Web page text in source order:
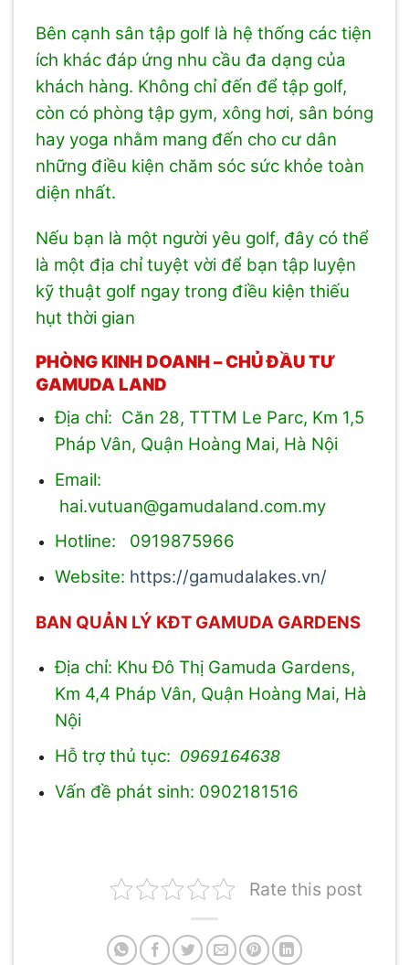
Bên cạnh sân tập golf là hệ thống các tiện
ích khác đáp ứng nhu cầu đa dạng của
khách hàng. Không chỉ đến để tập golf,
còn có phòng tập gym, xông hơi, sân bóng
hay yoga nhằm mang đến cho cư dân
những điều kiện chăm sóc sức khỏe toàn
diện nhất.
Nếu bạn là một người yêu golf, đây có thể
là một địa chỉ tuyệt vời để bạn tập luyện
kỹ thuật golf ngay trong điều kiện thiếu
hụt thời gian
PHÒNG KINH DOANH – CHỦ ĐẦU TƯ
GAMUDA LAND
Địa chỉ: Căn 28, TTTM Le Parc, Km 1,5
Pháp Vân, Quận Hoàng Mai, Hà Nội
Email:
hai.vutuan@gamudaland.com.my
Hotline: 0919875966
Website: https://gamudalakes.vn/
BAN QUẢN LÝ KĐT GAMUDA GARDENS
Địa chỉ: Khu Đô Thị Gamuda Gardens,
Km 4,4 Pháp Vân, Quận Hoàng Mai, Hà
Nội
Hỗ trợ thủ tục: 0969164638
Vấn đề phát sinh: 0902181516
Rate this post